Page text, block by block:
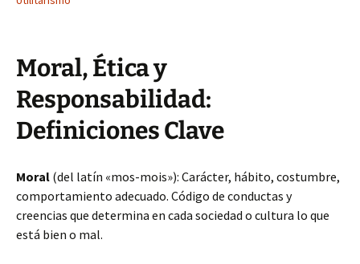
Moral, Ética y
Responsabilidad:
Definiciones Clave
Moral (del latín «mos-mois»): Carácter, hábito, costumbre,
comportamiento adecuado. Código de conductas y
creencias que determina en cada sociedad o cultura lo que
está bien o mal.